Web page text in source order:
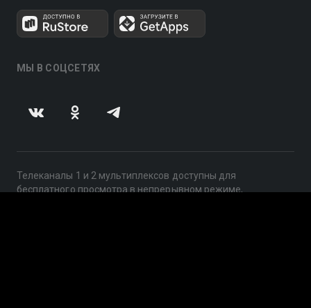
МЫ В СОЦСЕТЯХ
Телеканалы 1 и 2 мультиплексов доступны для
бесплатного просмотра в непрерывном режиме,